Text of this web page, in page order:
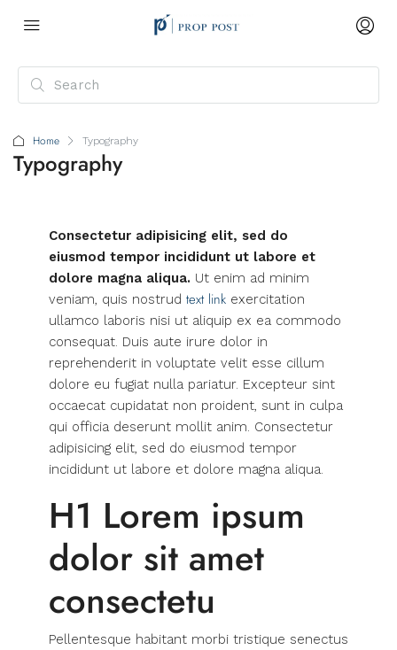
Home Typography
Typography
Consectetur adipisicing elit, sed do
eiusmod tempor incididunt ut labore et
dolore magna aliqua. Ut enim ad minim
veniam, quis nostrud text link exercitation
ullamco laboris nisi ut aliquip ex ea commodo
consequat. Duis aute irure dolor in
reprehenderit in voluptate velit esse cillum
dolore eu fugiat nulla pariatur. Excepteur sint
occaecat cupidatat non proident, sunt in culpa
qui officia deserunt mollit anim. Consectetur
adipisicing elit, sed do eiusmod tempor
incididunt ut labore et dolore magna aliqua.
H1 Lorem ipsum
dolor sit amet
consectetu
Pellentesque habitant morbi tristique senectus